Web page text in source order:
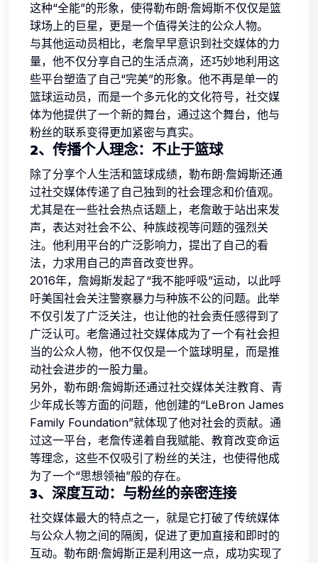
这种“全能”的形象，使得勒布朗·詹姆斯不仅仅是篮
球场上的巨星，更是一个值得关注的公众人物。
与其他运动员相比，老詹早早意识到社交媒体的力
量，他不仅分享自己的生活点滴，还巧妙地利用这
些平台塑造了自己“完美”的形象。他不再是单一的
篮球运动员，而是一个多元化的文化符号，社交媒
体为他提供了一个新的舞台，通过这个舞台，他与
粉丝的联系变得更加紧密与真实。
2、传播个人理念：不止于篮球
除了分享个人生活和篮球成绩，勒布朗·詹姆斯还通
过社交媒体传递了自己独到的社会理念和价值观。
尤其是在一些社会热点话题上，老詹敢于站出来发
声，表达对社会不公、种族歧视等问题的强烈关
注。他利用平台的广泛影响力，提出了自己的看
法，力求用自己的声音改变世界。
2016年，詹姆斯发起了“我不能呼吸”运动，以此呼
吁美国社会关注警察暴力与种族不公的问题。此举
不仅引发了广泛关注，也让他的社会责任感得到了
广泛认可。老詹通过社交媒体成为了一个有社会担
当的公众人物，他不仅仅是一个篮球明星，而是推
动社会进步的一股力量。
另外，勒布朗·詹姆斯还通过社交媒体关注教育、青
少年成长等方面的问题，他创建的“LeBron James
Family Foundation”就体现了他对社会的贡献。通
过这一平台，老詹传递着自我赋能、教育改变命运
等理念，这些不仅吸引了粉丝的关注，也使得他成
为了一个“思想领袖”般的存在。
3、深度互动：与粉丝的亲密连接
社交媒体最大的特点之一，就是它打破了传统媒体
与公众人物之间的隔阂，促进了更加直接和即时的
互动。勒布朗·詹姆斯正是利用这一点，成功实现了